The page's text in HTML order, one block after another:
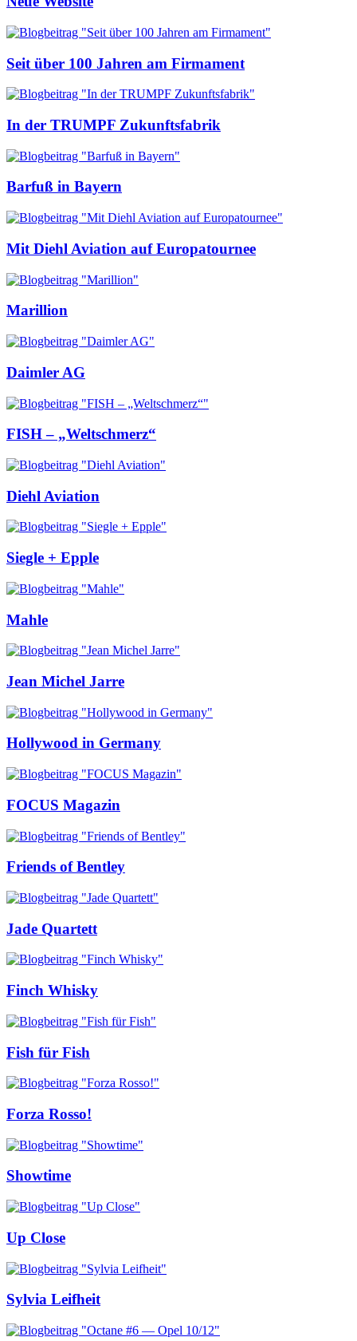
Seit über 100 Jahren am Firmament
In der TRUMPF Zukunftsfabrik
Barfuß in Bayern
Mit Diehl Aviation auf Europatournee
Marillion
Daimler AG
FISH – „Weltschmerz“
Diehl Aviation
Siegle + Epple
Mahle
Jean Michel Jarre
Hollywood in Germany
FOCUS Magazin
Friends of Bentley
Jade Quartett
Finch Whisky
Fish für Fish
Forza Rosso!
Showtime
Up Close
Sylvia Leifheit